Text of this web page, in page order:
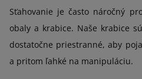
Sťahovanie je často náročný
obaly a krabice. Naše krabice
dostatočne priestranné, aby
a pritom ľahké na manipuláciu.